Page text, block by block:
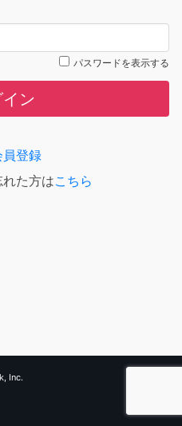
パスワードを表示する
イン
登録
た方はこちら
Inc.